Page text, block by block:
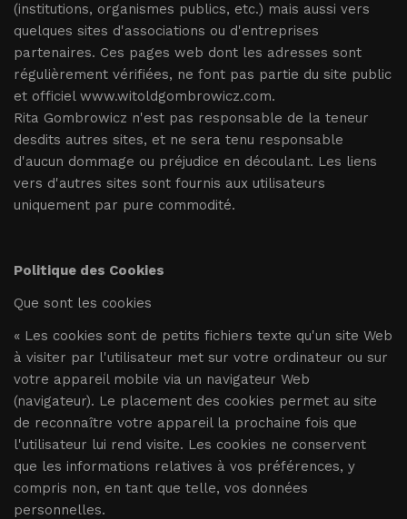
(institutions, organismes publics, etc.) mais aussi vers
quelques sites d'associations ou d'entreprises
partenaires. Ces pages web dont les adresses sont
régulièrement vérifiées, ne font pas partie du site public
et officiel www.witoldgombrowicz.com.
Rita Gombrowicz n'est pas responsable de la teneur
desdits autres sites, et ne sera tenu responsable
d'aucun dommage ou préjudice en découlant. Les liens
vers d'autres sites sont fournis aux utilisateurs
uniquement par pure commodité.
Politique des Cookies
Que sont les cookies
« Les cookies sont de petits fichiers texte qu'un site Web
à visiter par l'utilisateur met sur votre ordinateur ou sur
votre appareil mobile via un navigateur Web
(navigateur). Le placement des cookies permet au site
de reconnaître votre appareil la prochaine fois que
l'utilisateur lui rend visite. Les cookies ne conservent
que les informations relatives à vos préférences, y
compris non, en tant que telle, vos données
personnelles.